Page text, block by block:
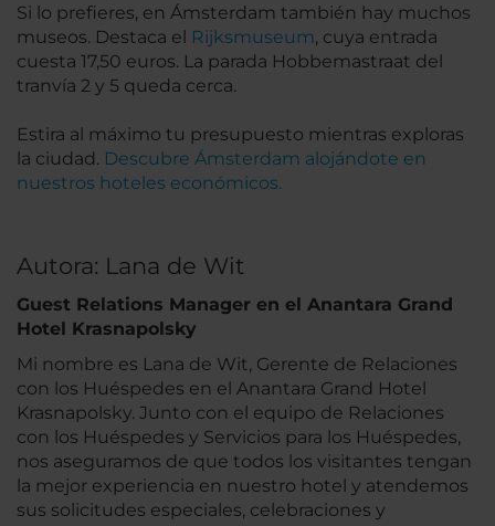
Si lo prefieres, en Ámsterdam también hay muchos
museos. Destaca el Rijksmuseum, cuya entrada
cuesta 17,50 euros. La parada Hobbemastraat del
tranvía 2 y 5 queda cerca.
Estira al máximo tu presupuesto mientras exploras
la ciudad. Descubre Ámsterdam alojándote en
nuestros hoteles económicos.
Autora: Lana de Wit
Guest Relations Manager en el Anantara Grand
Hotel Krasnapolsky
Mi nombre es Lana de Wit, Gerente de Relaciones
con los Huéspedes en el Anantara Grand Hotel
Krasnapolsky. Junto con el equipo de Relaciones
con los Huéspedes y Servicios para los Huéspedes,
nos aseguramos de que todos los visitantes tengan
la mejor experiencia en nuestro hotel y atendemos
sus solicitudes especiales, celebraciones y